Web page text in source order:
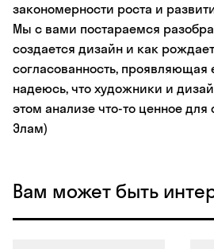
закономерности роста и
Мы с вами постараемся
создается дизайн и как
согласованность, проявляющая
надеюсь, что художники и
этом анализе что-то ценное для
Элам)
Вам может быть